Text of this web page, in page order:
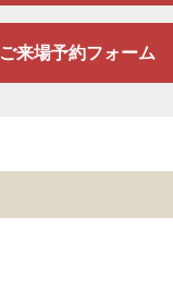
ご来場予約フォーム